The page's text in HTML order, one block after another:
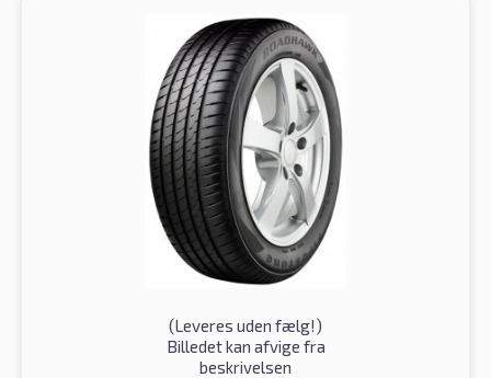
(Leveres uden fælg!)
Billedet kan afvige fra
beskrivelsen